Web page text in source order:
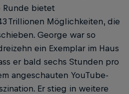
Runde bietet
Trillionen Möglichkeiten, die
George war so
ein Exemplar im Haus
er bald sechs Stunden pro
­angeschauten YouTube-
Er stieg in weitere